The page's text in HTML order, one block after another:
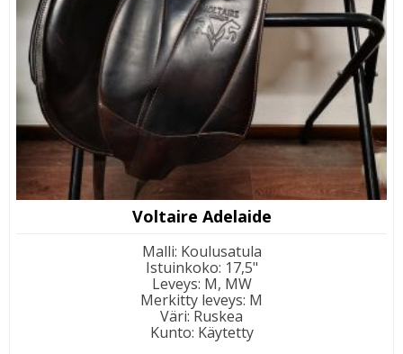
Voltaire Adelaide
Malli: Koulusatula
Istuinkoko: 17,5"
Leveys: M, MW
Merkitty leveys: M
Väri: Ruskea
Kunto: Käytetty